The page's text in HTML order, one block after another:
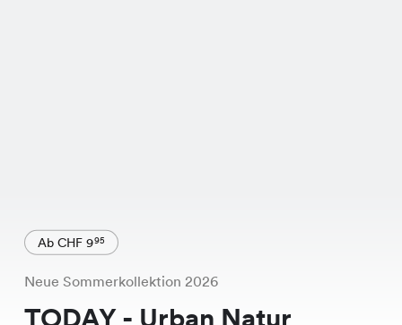
Ab CHF 995
Neue Sommerkollektion 2026
TODAY - Urban Natur